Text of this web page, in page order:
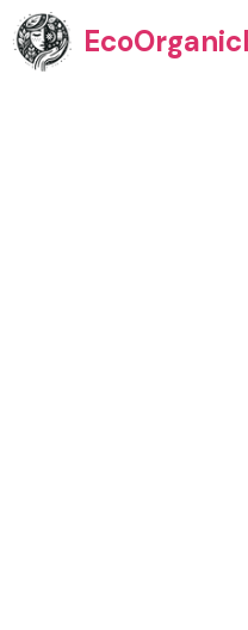
Přeskočit
na
obsah